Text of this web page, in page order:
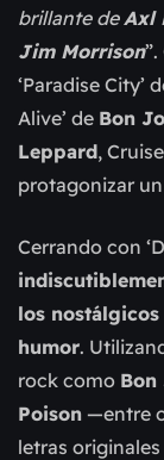
brillante de Axl
Jim Morrison
‘Paradise City’
Alive’ de Bon
Leppard,
protagonizar
Cerrando con
los
humor.
rock como Bon
Poison —entre
letras